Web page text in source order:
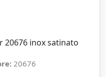
inox satinato
20676